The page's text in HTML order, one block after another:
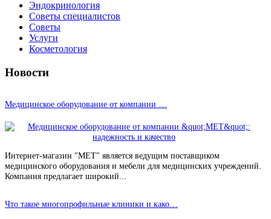
Эндокринология
Советы специалистов
Советы
Услуги
Косметология
Новости
Медицинское оборудование от компании …
Интернет-магазин "МЕТ" является ведущим поставщиком
медицинского оборудования и мебели для медицинских учреждений.
Компания предлагает широкий...
Что такое многопрофильные клиники и како…